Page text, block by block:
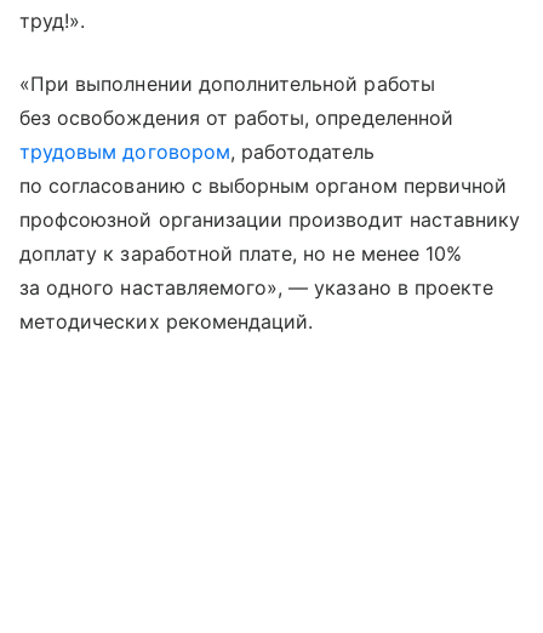
труд!».
«При выполнении дополнительной работы
без освобождения от работы, определенной
трудовым договором, работодатель
по согласованию с выборным органом первичной
профсоюзной организации производит наставнику
доплату к заработной плате, но не менее 10%
за одного наставляемого», — указано в проекте
методических рекомендаций.